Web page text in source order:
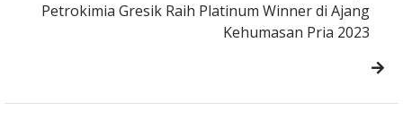
Petrokimia Gresik Raih Platinum Winner di Ajang
Kehumasan Pria 2023